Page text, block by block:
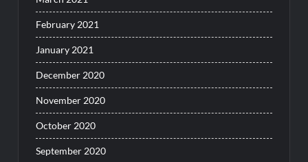
February 2021
January 2021
December 2020
November 2020
October 2020
September 2020